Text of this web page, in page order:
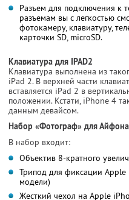
Разъем для подключения к
разъемам вы с легкостью
фотокамеру, клавиатуру,
карточки SD, microSD.
Клавиатура для IPAD2
Клавиатура выполнена из
iPad 2. В верхней части
вставляется iPad 2 в
положении. Кстати, iPhone 4
данным девайсом.
Набор «Фотограф» для Айфона
В набор входит:
Объектив 8-кратного
Трипод для фиксации
модели)
Жесткий чехол на Apple